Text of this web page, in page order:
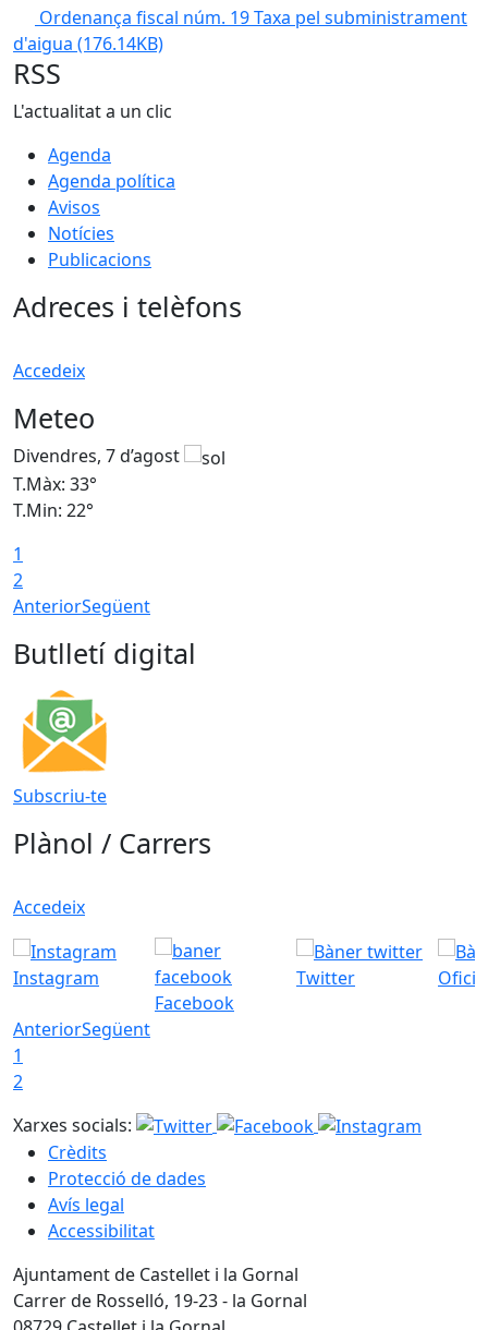
Ordenança fiscal núm. 19 Taxa pel subministrament
d'aigua (176.14KB)
RSS
L'actualitat a un clic
Agenda
Agenda política
Avisos
Notícies
Publicacions
Adreces i telèfons
Accedeix
Meteo
Divendres, 7 d’agost
T.Màx: 33°
T.Min: 22°
1
2
AnteriorSegüent
Butlletí digital
Subscriu-te
Plànol / Carrers
Accedeix
Instagram
Facebook
Twitter
AnteriorSegüent
1
2
Xarxes socials:
Crèdits
Protecció de dades
Avís legal
Accessibilitat
Ajuntament de Castellet i la Gornal
Carrer de Rosselló, 19-23 - la Gornal